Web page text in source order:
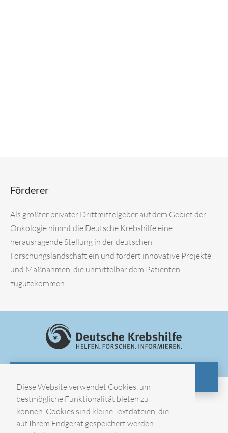
Diese Website verwendet Cookies, um
bestmögliche Funktionalität bieten zu
können. Cookies sind kleine Textdateien, die
auf Ihrem Endgerät gespeichert werden.
Förderer
Als größter privater Drittmittelgeber auf dem Gebiet der
Onkologie nimmt die Deutsche Krebshilfe eine
herausragende Stellung in der deutschen
Forschungslandschaft ein und fördert innovative Projekte
und Maßnahmen, die unmittelbar dem Patienten
zugutekommen.
Impressum